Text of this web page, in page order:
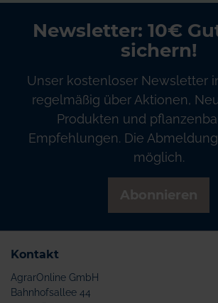
Newsletter: 10€
sichern!
Unser kostenloser Newsletter
regelmäßig über Aktionen,
Produkten und
Empfehlungen. Die
möglich.
Kontakt
AgrarOnline GmbH
Bahnhofsallee 44